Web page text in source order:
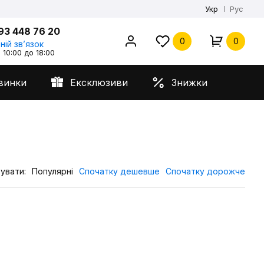
Укр Рус
448 76 20
звʼязок
до 18:00
0 0
Ексклюзиви Знижки
Популярні Спочатку дешевше Спочатку дорожче